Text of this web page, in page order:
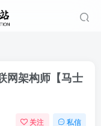
网架构师【马士
关注 私信